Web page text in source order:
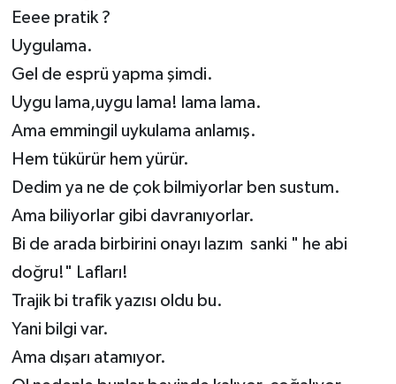
Eeee pratik ?
Uygulama.
Gel de esprü yapma şimdi.
Uygu lama,uygu lama! lama lama.
Ama emmingil uykulama anlamış.
Hem tükürür hem yürür.
Dedim ya ne de çok bilmiyorlar ben sustum.
Ama biliyorlar gibi davranıyorlar.
Bi de arada birbirini onayı lazım sanki " he abi
doğru!" Lafları!
Trajik bi trafik yazısı oldu bu.
Yani bilgi var.
Ama dışarı atamıyor.